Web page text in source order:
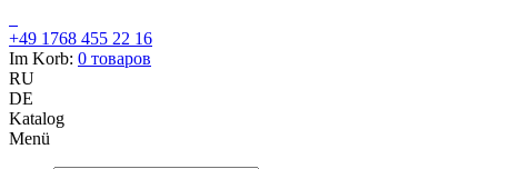
+49 1768 455 22 16
Im Korb: 0 товаров
RU
DE
Katalog
Menü